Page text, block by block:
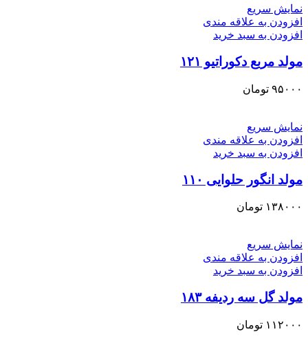
نمایش سریع
افزودن به علاقه مندی
افزودن به سبد خرید
مولد مربع دکوراتیو ۱۲۱
۹۵۰۰۰ تومان
نمایش سریع
افزودن به علاقه مندی
افزودن به سبد خرید
مولد انگور حلوایی ۱۱۰
۱۳۸۰۰۰ تومان
نمایش سریع
افزودن به علاقه مندی
افزودن به سبد خرید
مولد گل سه ردیفه ۱۸۳
۱۱۲۰۰۰ تومان